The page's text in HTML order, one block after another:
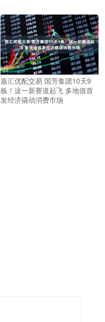
嘉汇优配交易 国芳集团10天9
板！这一新赛道起飞 多地借首
发经济撬动消费市场